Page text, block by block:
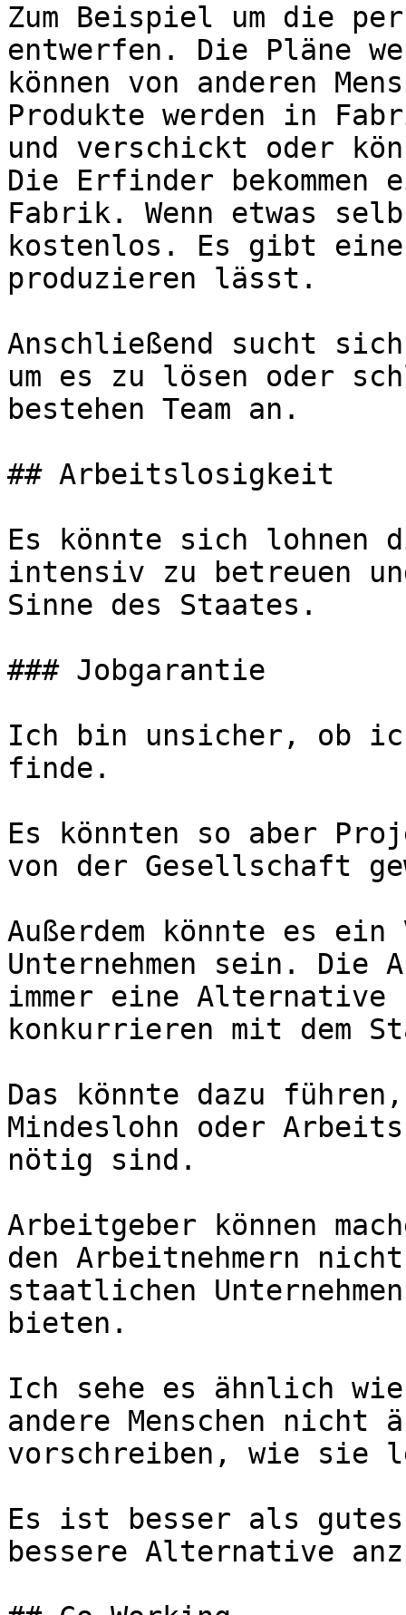
Zum Beispiel um die
entwerfen. Die Pläne
können von anderen
Produkte werden in
und verschickt oder
Die Erfinder bekommen
Fabrik. Wenn etwas
kostenlos. Es gibt eine
produzieren lässt.
Anschließend sucht
um es zu lösen oder
bestehen Team an.
## Arbeitslosigkeit
Es könnte sich lohnen
intensiv zu betreuen
Sinne des Staates.
### Jobgarantie
Ich bin unsicher, ob
finde.
Es könnten so aber
von der Gesellschaft
Außerdem könnte es
Unternehmen sein. Die
immer eine Alternative
konkurrieren mit dem
Das könnte dazu
Mindeslohn oder
nötig sind.
Arbeitgeber können
den Arbeitnehmern
staatlichen
bieten.
Ich sehe es ähnlich
andere Menschen nicht
vorschreiben, wie sie
Es ist besser als gutes
bessere Alternative